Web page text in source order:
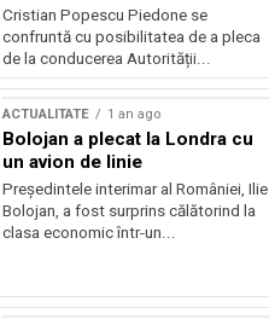
Cristian Popescu Piedone se
confruntă cu posibilitatea de a pleca
de la conducerea Autorității...
ACTUALITATE 1 an ago
Bolojan a plecat la Londra cu
un avion de linie
Președintele interimar al României, Ilie
Bolojan, a fost surprins călătorind la
clasa economic într-un...